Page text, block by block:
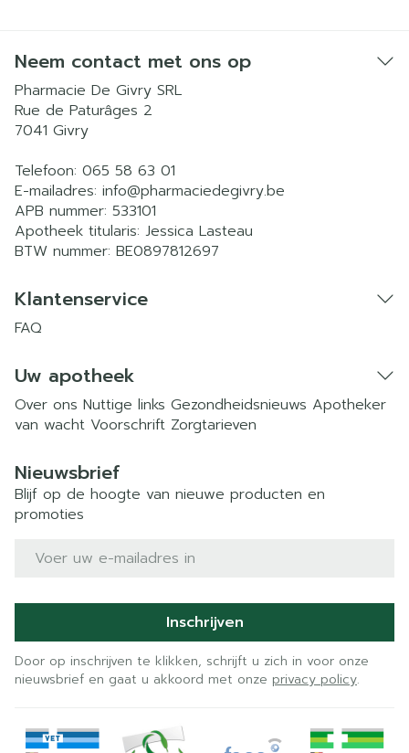
Neem contact met ons op
Pharmacie De Givry SRL
Rue de Paturâges 2
7041 Givry
Telefoon: 065 58 63 01
E-mailadres: info@pharmaciedegivry.be
APB nummer: 533101
Apotheek titularis: Jessica Lasteau
BTW nummer: BE0897812697
Klantenservice
FAQ
Uw apotheek
Over ons Nuttige links Gezondheidsnieuws Apotheker
van wacht Voorschrift Zorgtarieven
Nieuwsbrief
Blijf op de hoogte van nieuwe producten en
promoties
E-mail adres
Inschrijven
Door op inschrijven te klikken, schrijft u zich in voor onze
nieuwsbrief en gaat u akkoord met onze privacy policy.